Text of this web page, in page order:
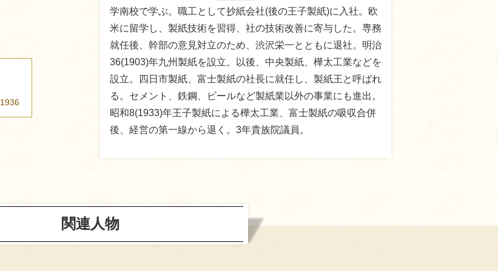
学南校で学ぶ。職工として抄紙会社(後の王子製紙)に入社。欧
米に留学し、製紙技術を習得、社の技術改善に寄与した。専務
就任後、幹部の意見対立のため、渋沢栄一とともに退社。明治
36(1903)年九州製紙を設立。以後、中央製紙、樺太工業などを
設立。四日市製紙、富士製紙の社長に就任し、製紙王と呼ばれ
る。セメント、鉄鋼、ビールなど製紙業以外の事業にも進出。
昭和8(1933)年王子製紙による樺太工業、富士製紙の吸収合併
後、経営の第一線から退く。3年貴族院議員。
1936
関連人物